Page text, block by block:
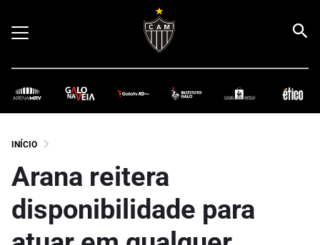
INÍCIO
Arana reitera
disponibilidade para